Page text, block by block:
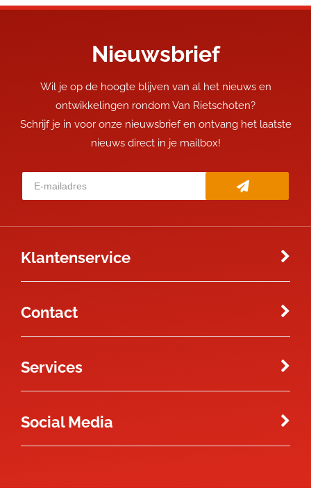
Nieuwsbrief
Wil je op de hoogte blijven van al het nieuws en
ontwikkelingen rondom Van Rietschoten?
Schrijf je in voor onze nieuwsbrief en ontvang het laatste
nieuws direct in je mailbox!
Klantenservice
Contact
Services
Social Media